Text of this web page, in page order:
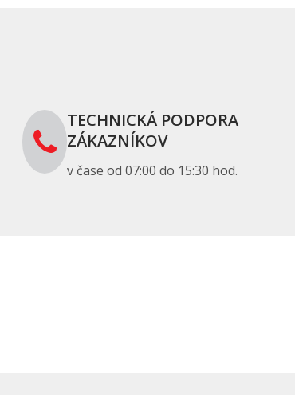
TECHNICKÁ PODPORA
ZÁKAZNÍKOV
v čase od 07:00 do 15:30 hod.